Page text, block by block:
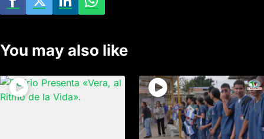
You may also like